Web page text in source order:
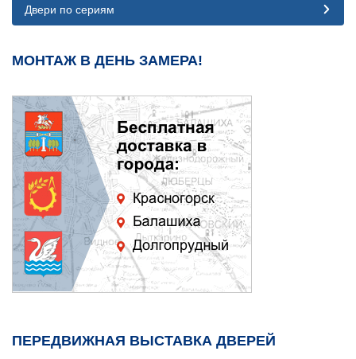
Двери по сериям
МОНТАЖ В ДЕНЬ ЗАМЕРА!
ПЕРЕДВИЖНАЯ ВЫСТАВКА ДВЕРЕЙ